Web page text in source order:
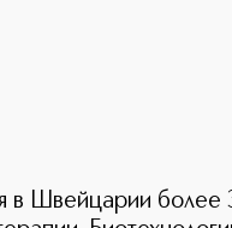
в Швейцарии более